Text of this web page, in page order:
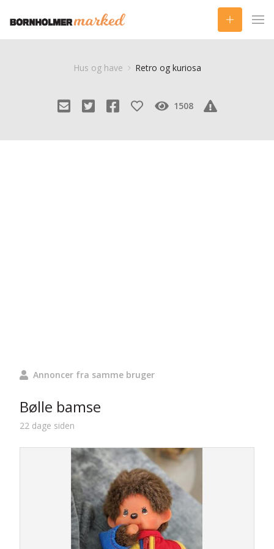
Hus og have Retro og kuriosa
1508
Annoncer fra samme bruger
Bølle bamse
22 dage siden